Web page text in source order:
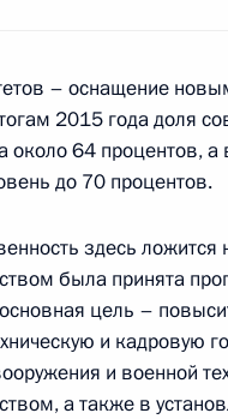
промышленной
в закон о
17:20
– оснащение
2015 года доля
около 64 процентов, а
до 70 процентов.
здесь
была принята
цель –
и кадровую
и военной
а также в